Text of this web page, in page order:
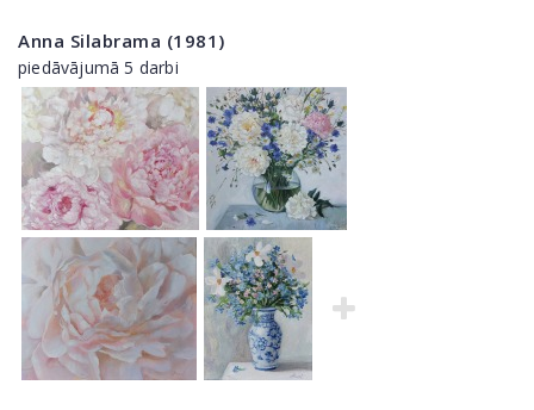
Anna Silabrama (1981)
piedāvājumā 5 darbi